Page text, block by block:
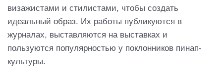
визажистами и стилистами, чтобы создать
идеальный образ. Их работы публикуются в
журналах, выставляются на выставках и
пользуются популярностью у поклонников пинап-
культуры.